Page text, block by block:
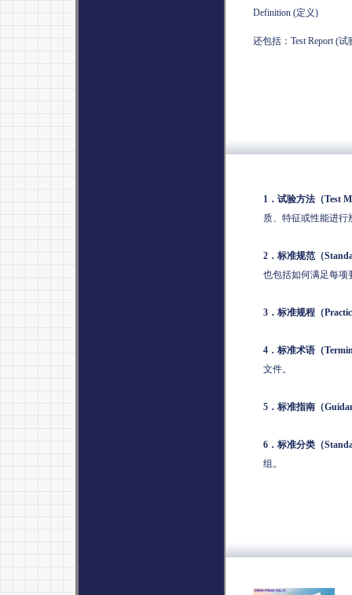
Definition (定义)
还包括： Test Report (试
1．试验方法（Test
质、特征或性能进
2．标准规范（
也包括如何满足每项
3．标准规程（
4．标准术语（
文件。
5．标准指南（
6．标准分类（
组。